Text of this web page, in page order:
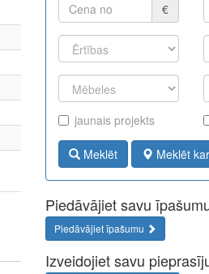
€
jaunais projekts
Meklēt Meklēt
Piedāvājiet savu
Piedāvājiet īpašumu
Izveidojiet savu